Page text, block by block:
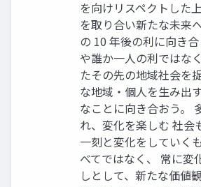
を向けリスペクトした
を取り合い新たな未来
の 10 年後の利に向き
や誰か一人の利ではな
たその先の地域社会を
な地域・個人を生み出
なことに向き合おう。
れ、変化を楽しむ 社会
一刻と変化をしていく
べてではなく、 常に変
しとして、新たな価値